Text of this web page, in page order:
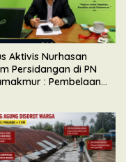
Aktivis Nurhasan
Persidangan di PN
: Pembelaan